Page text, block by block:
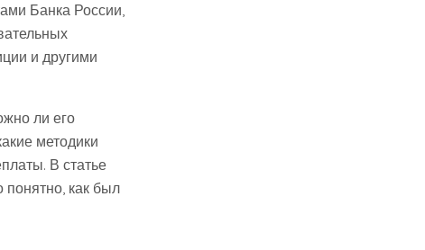
Банка России,
и другими
ли его
методики
В статье
как был